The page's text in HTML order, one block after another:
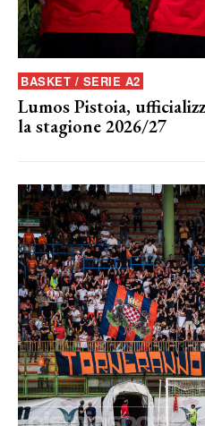
BASKET / SERIE A2
Lumos Pistoia,
la stagione 2026/27